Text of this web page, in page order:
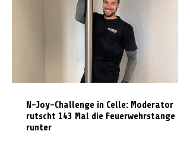
N-Joy-Challenge in Celle: Moderator
rutscht 143 Mal die Feuerwehrstange
runter